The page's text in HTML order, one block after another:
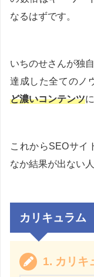
なるはずです。
いちのせさんが独
達成した全てのノ
ど濃いコンテンツ
これからSEOサイ
なか結果が出ない
カリキュラム
1. カリキ